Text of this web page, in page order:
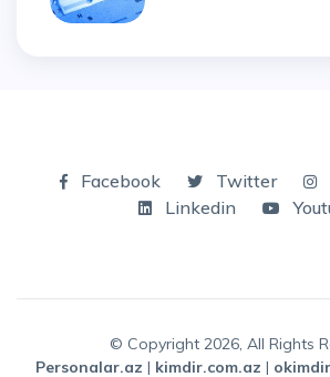
Facebook Twitter
Linkedin
© Copyright 2026, All Rights
personalar.az | kimdir.com.az |